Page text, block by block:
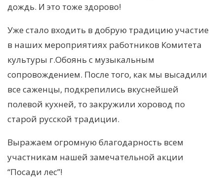
дождь. И это тоже здорово!
Уже стало входить в добрую традицию участие
в наших мероприятиях работников Комитета
культуры г.Обоянь с музыкальным
сопровождением. После того, как мы высадили
все саженцы, подкрепились вкуснейшей
полевой кухней, то закружили хоровод по
старой русской традиции.
Выражаем огромную благодарность всем
участникам нашей замечательной акции
“Посади лес”!